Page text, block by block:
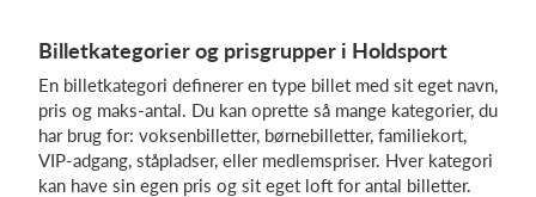
Log på
Billetkategorier og prisgrupper i Holdsport
En billetkategori definerer en type billet med sit eget navn,
pris og maks-antal. Du kan oprette så mange kategorier, du
har brug for: voksenbilletter, børnebilletter, familiekort,
VIP-adgang, ståpladser, eller medlemspriser. Hver kategori
kan have sin egen pris og sit eget loft for antal billetter.